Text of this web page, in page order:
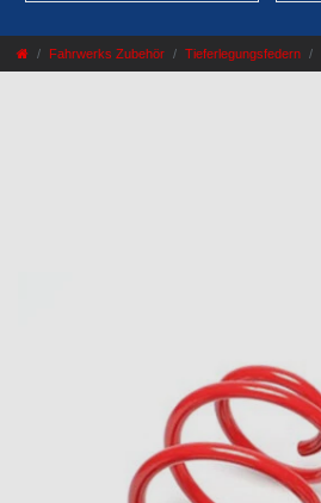
Fahrwerks Zubehör Tieferlegungsfedern